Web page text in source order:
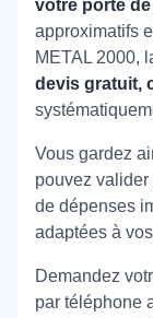
votre porte
approximatifs
METAL 2000,
devis gratuit,
Vous gardez
pouvez
de dépenses
adaptées à
Demandez
par téléphone